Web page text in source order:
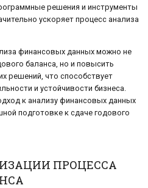
решения и инструменты
ускоряет процесс анализа
финансовых данных можно не
баланса, но и повысить
решений, что способствует
и устойчивости бизнеса.
к анализу финансовых данных
подготовке к сдаче годового
ПРОЦЕССА